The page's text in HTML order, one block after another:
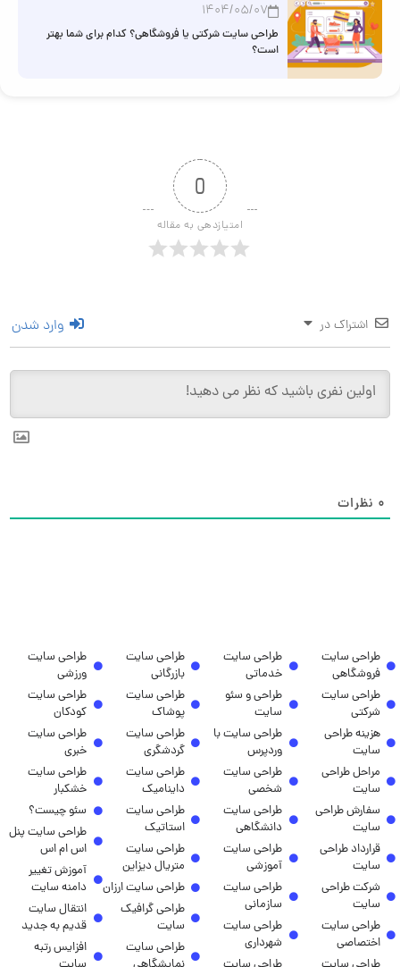
1404/05/07
طراحی سایت شرکتی یا فروشگاهی؟ کدام برای شما بهتر
است؟
0
امتیازدهی به مقاله
اشتراک در وارد شدن
0 نظرات
طراحی سایت
فروشگاهی
طراحی سایت
شرکتی
هزینه طراحی
سایت
مراحل طراحی
سایت
سفارش طراحی
سایت
قرارداد طراحی
سایت
شرکت طراحی
سایت
طراحی سایت
اختصاصی
طراحی سایت
خدماتی
طراحی و سئو
سایت
طراحی سایت با
وردپرس
طراحی سایت
شخصی
طراحی سایت
دانشگاهی
طراحی سایت
آموزشی
طراحی سایت
سازمانی
طراحی سایت
شهرداری
طراحی سایت
بازرگانی
طراحی سایت
پوشاک
طراحی سایت
گردشگری
طراحی سایت
داینامیک
طراحی سایت
استاتیک
طراحی سایت
متریال دیزاین
طراحی سایت ارزان
طراحی گرافیک
سایت
طراحی سایت
طراحی سایت
ورزشی
طراحی سایت
کودکان
طراحی سایت
خبری
طراحی سایت
خشکبار
سئو چیست؟
طراحی سایت پنل
اس ام اس
آموزش تغییر
دامنه سایت
انتقال سایت
قدیم به جدید
افزایس رتبه